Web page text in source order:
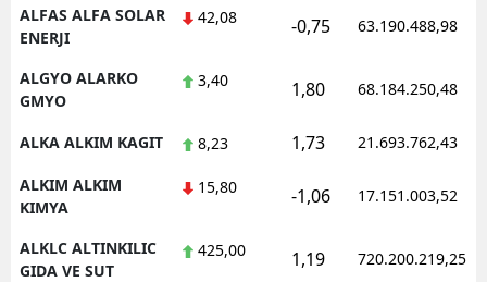
Zonguldak
Kırıkkale
Batman
ALFAS ALFA SOLAR
ENERJI
42,08 -0,75 63.190.488,98
ALGYO ALARKO
GMYO
3,40 1,80 68.184.250,48
ALKA ALKIM KAGIT 8,23 1,73 21.693.762,43
ALKIM ALKIM
KIMYA
15,80 -1,06 17.151.003,52
ALKLC ALTINKILIC
GIDA VE SUT
425,00 1,19 720.200.219,25